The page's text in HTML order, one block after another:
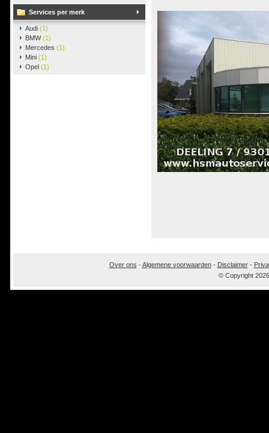
Services per merk
Audi (1)
BMW(1)
Mercedes (1)
Mini (1)
Opel (1)
Over ons -Algemene voorwaarden- Disclaimer-
© Copyright